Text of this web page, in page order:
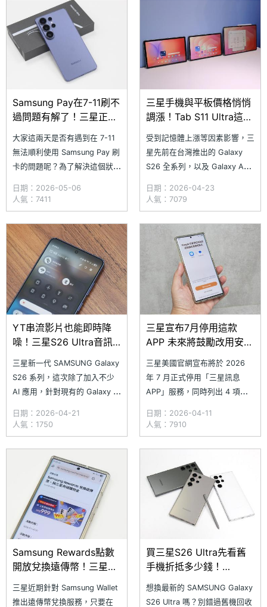
取不分級制度，支援一次回收多
台舊裝置（手機、平板、手
Samsung Pay在7-11刷不
過問題有解了！三星正式
推出Wallet App緊急更新
大家這兩天是否有遇到在 7-11
無法順利使用 Samsung Pay 刷
卡的問題呢？為了解決這個狀
Wallet App 的緊急更新，目前
最新版本為 6.6.02，只要更新
到最新版本就可以在統一超商使
用 Samsung Pay 成功感應刷
卡，如果遲遲沒有將 Sam
日期：2026-05-06
人氣：7411
三星手機與平板價格悄悄
調漲！Tab S11 Ultra這版
本漲破萬元
受到記憶體上漲等因素影響，三
星先前在台灣推出的 Galaxy
S26 全系列，以及 Galaxy A57
價格調漲，而三星商城近期也悄
悄調漲摺疊手機與平板電腦的價
格，其中又以平板漲幅最多。以
2025 年 9 月上市的
日期：2026-04-23
人氣：7079
YT串流影片也能即時降
噪！三星S26 Ultra音訊
三星新一代 SAMSUNG Galaxy
S26 系列，這次除了加入不少
AI 應用，針對現有的 Galaxy AI
括 Galaxy S25 Ultra 首度導入
的「音訊橡皮擦」，這次
Galaxy S26 系列不僅只有在影
片剪輯時才能使用，甚至連在串
流平台觀看影片也能
日期：2026-04-21
人氣：1750
三星宣布7月停用這款
APP 未來將鼓勵改用安卓
三星美國官網宣布將於 2026
年 7 月正式停用「三星訊息
APP」服務，同時列出 4 項改
升級體驗，鼓勵用戶盡早轉用安
卓原生的 Messages 應用，其
中包含更安全的隱私防護、支援
RCS 訊息、整合 Gemini，以及
支援多設備跨平台使用等。另
外，
日期：2026-04-11
人氣：7910
Samsung Rewards點數
開放兌換遠傳幣！三星加
碼再抽999元商城購物金
三星近期針對 Samsung Wallet
推出遠傳幣兌換服務，只要在
買三星S26 Ultra先看舊
手機折抵多少錢！
SAMSUNG舊款旗艦回收
價格一次看(2026.4)
想換最新的 SAMSUNG Galaxy
S26 Ultra 嗎？別錯過舊機回收